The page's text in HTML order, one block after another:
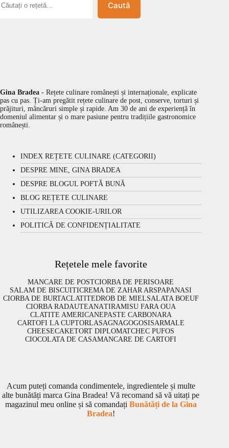
Caută
Gina Bradea - Rețete culinare românești și internaționale, explicate
pas cu pas. Ți-am pregătit rețete culinare de post, conserve, torturi și
prăjituri, mâncăruri simple și rapide. Am 30 de ani de experiență în
domeniul alimentar și o mare pasiune pentru tradițiile gastronomice
românești.
INDEX REȚETE CULINARE (CATEGORII)
DESPRE MINE, GINA BRADEA
DESPRE BLOGUL POFTĂ BUNĂ
BLOG REȚETE CULINARE
UTILIZAREA COOKIE-URILOR
POLITICĂ DE CONFIDENȚIALITATE
Rețetele mele favorite
MANCARE DE POSTCIORBA DE PERISOARE
SALAM DE BISCUITICREMA DE ZAHAR ARSPAPANASI
CIORBA DE BURTACLATITEDROB DE MIELSALATA BOEUF
CIORBA RADAUTEANATIRAMISU FARA OUA
CLATITE AMERICANEPASTE CARBONARA
CARTOFI LA CUPTORLASAGNAGOGOSISARMALE
CHEESECAKETORT DIPLOMATCHEC PUFOS
CIOCOLATA DE CASAMANCARE DE CARTOFI
Acum puteți comanda condimentele, ingredientele și multe
alte bunătăți marca Gina Bradea! Vă recomand să vă uitați pe
magazinul meu online și să comandați Bunătăți de la Gina
Bradea!